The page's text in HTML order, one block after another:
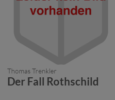
Thomas Trenkler
Der Fall Rothschild